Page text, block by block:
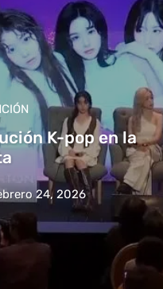
K-pop en la
24, 2026